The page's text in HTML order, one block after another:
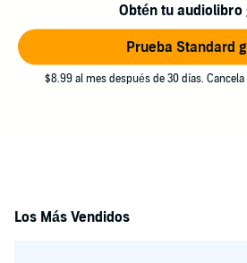
Obtén tu audiolibro
Prueba Standard
$8.99 al mes después de 30 días.
Los Más Vendidos